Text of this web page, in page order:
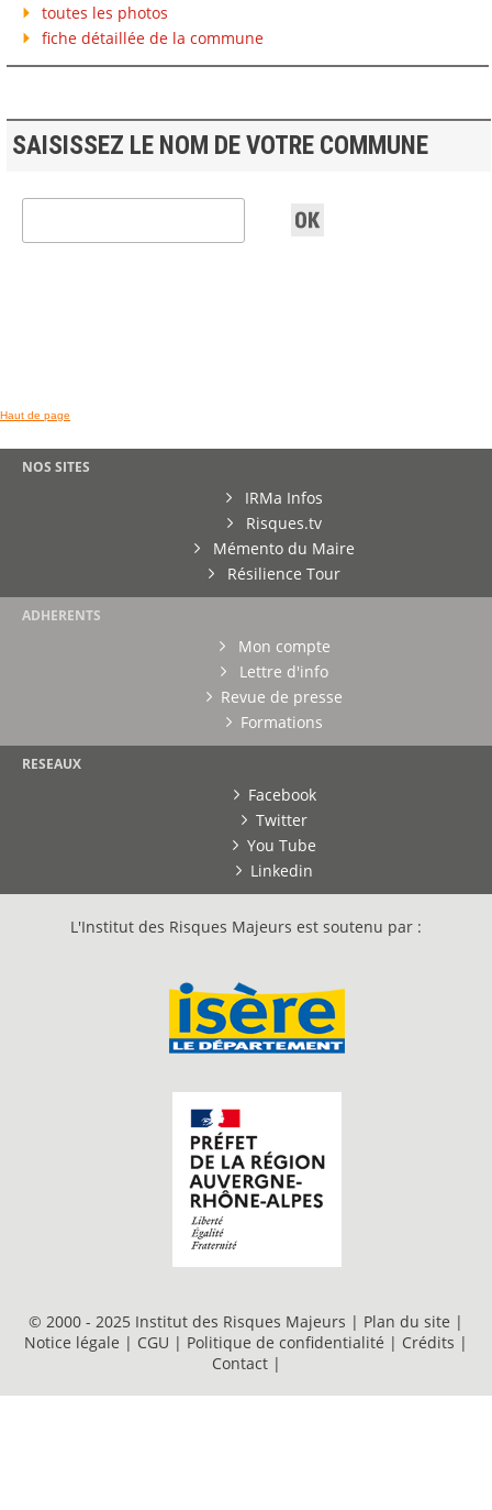
toutes les photos
fiche détaillée de la commune
SAISISSEZ LE NOM DE VOTRE COMMUNE
Haut de page
NOS SITES
IRMa Infos
Risques.tv
Mémento du Maire
Résilience Tour
ADHERENTS
Mon compte
Lettre d'info
Revue de presse
Formations
RESEAUX
Facebook
Twitter
You Tube
Linkedin
L'Institut des Risques Majeurs est soutenu par :
© 2000 - 2025 Institut des Risques Majeurs | Plan du site |
Notice légale | CGU | Politique de confidentialité | Crédits |
Contact |